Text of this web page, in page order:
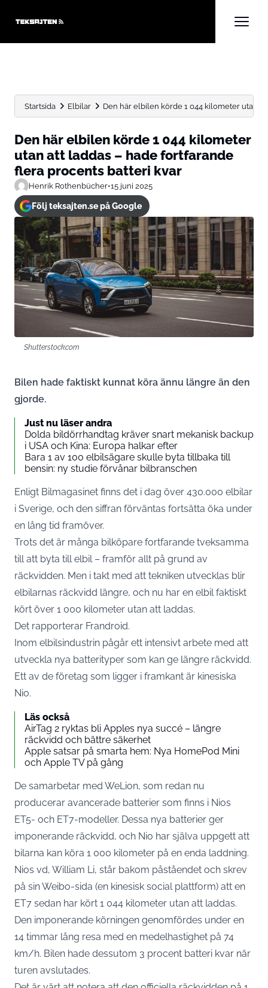
Startsida Elbilar Den här elbilen körde 1 044 kilometer utan att
Den här elbilen körde 1 044 kilometer
utan att laddas – hade fortfarande
flera procents batteri kvar
Henrik Rothenbücher•15 juni 2025
Följ teksajten.se på Google
Shutterstock.com
Bilen hade faktiskt kunnat köra ännu längre än den
gjorde.
Just nu läser andra
Dolda bildörrhandtag kräver snart mekanisk backup
i USA och Kina: Europa halkar efter
Bara 1 av 100 elbilsägare skulle byta tillbaka till
bensin: ny studie förvånar bilbranschen
Enligt Bilmagasinet finns det i dag över 430.000 elbilar
i Sverige, och den siffran förväntas fortsätta öka under
en lång tid framöver.
Trots det är många bilköpare fortfarande tveksamma
till att byta till elbil – framför allt på grund av
räckvidden. Men i takt med att tekniken utvecklas blir
elbilarnas räckvidd längre, och nu har en elbil faktiskt
kört över 1 000 kilometer utan att laddas.
Det rapporterar Frandroid.
Inom elbilsindustrin pågår ett intensivt arbete med att
utveckla nya batterityper som kan ge längre räckvidd.
Ett av de företag som ligger i framkant är kinesiska
Nio.
Läs också
AirTag 2 ryktas bli Apples nya succé – längre
räckvidd och bättre säkerhet
Apple satsar på smarta hem: Nya HomePod Mini
och Apple TV på gång
De samarbetar med WeLion, som redan nu
producerar avancerade batterier som finns i Nios
ET5- och ET7-modeller. Dessa nya batterier ger
imponerande räckvidd, och Nio har själva uppgett att
bilarna kan köra 1 000 kilometer på en enda laddning.
Nios vd, William Li, står bakom påståendet och skrev
på sin Weibo-sida (en kinesisk social plattform) att en
ET7 sedan har kört 1 044 kilometer utan att laddas.
Den imponerande körningen genomfördes under en
14 timmar lång resa med en medelhastighet på 74
km/h. Bilen hade dessutom 3 procent batteri kvar när
turen avslutades.